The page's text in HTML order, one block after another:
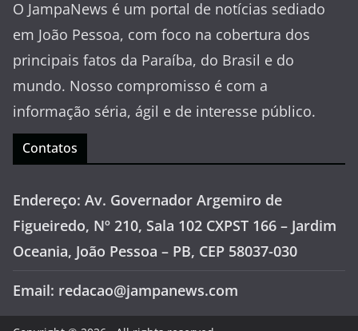
O JampaNews é um portal de notícias sediado
em João Pessoa, com foco na cobertura dos
principais fatos da Paraíba, do Brasil e do
mundo. Nosso compromisso é com a
informação séria, ágil e de interesse público.
Contatos
Endereço: Av. Governador Argemiro de
Figueiredo, Nº 210, Sala 102 CXPST 166 – Jardim
Oceania, João Pessoa – PB, CEP 58037-030
Email: redacao@jampanews.com